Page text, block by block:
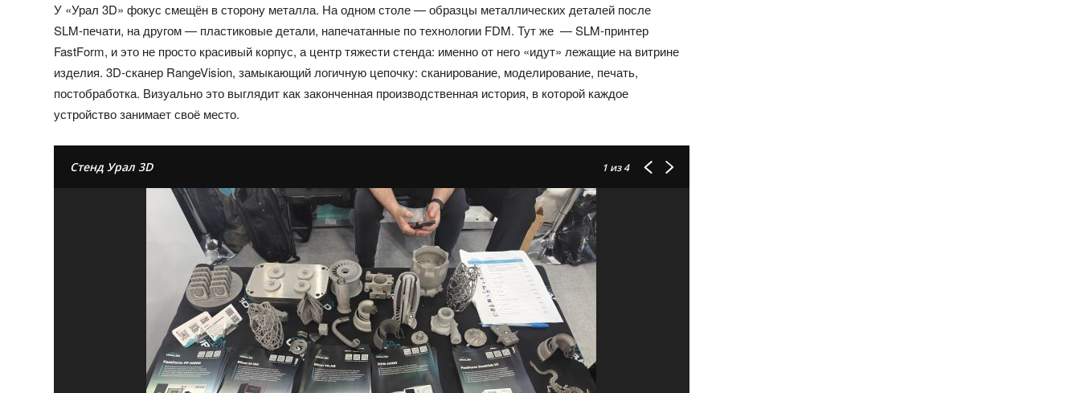
У «Урал 3D» фокус смещён в сторону металла. На одном столе — образцы металлических деталей после
SLM‑печати, на другом — пластиковые детали, напечатанные по технологии FDM. Тут же — SLM‑принтер
FastForm, и это не просто красивый корпус, а центр тяжести стенда: именно от него «идут» лежащие на витрине
изделия. 3D‑сканер RangeVision, замыкающий логичную цепочку: сканирование, моделирование, печать,
постобработка. Визуально это выглядит как законченная производственная история, в которой каждое
устройство занимает своё место.
Стенд Урал 3D 1из 4